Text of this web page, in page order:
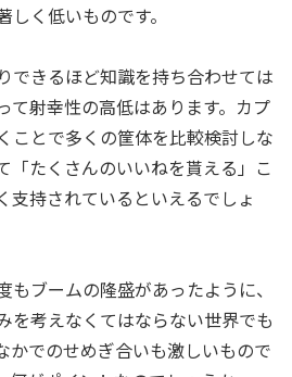
く低いものです。
できるほど知識を持ち合わせては
て射幸性の高低はあります。カプ
ことで多くの筐体を比較検討しな
「たくさんのいいねを貰える」こ
支持されているといえるでしょ
もブームの隆盛があったように、
を考えなくてはならない世界でも
かでのせめぎ合いも激しいもので